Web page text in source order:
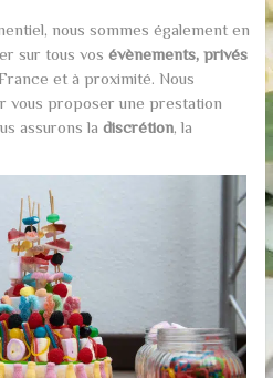
nous sommes également en
sur tous vos évènements, privés
et à proximité. Nous
vous proposer une prestation
assurons la discrétion, la